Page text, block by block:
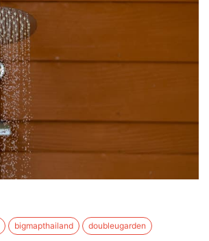
bigmapthailand doubleugarden